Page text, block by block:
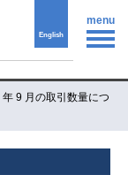
English
9 月の取引数量につ
menu